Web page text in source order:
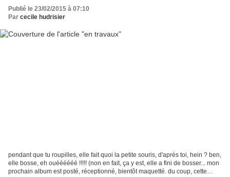
Publié le 23/02/2015 à 07:10
Par cecile hudrisier
pendant que tu roupilles, elle fait quoi la petite souris, d'après toi, hein ? ben,
elle bosse, eh ouéééééé !!!!! (non en fait, ça y est, elle a fini de bosser... mon
prochain album est posté, réceptionné, bientôt maquetté. du coup, cette